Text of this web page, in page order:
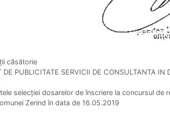
căsătorie
DE PUBLICITATE SERVICII DE CONSULTANTA
selecției dosarelor de înscriere la concursul
Zerind în data de 16.05.2019